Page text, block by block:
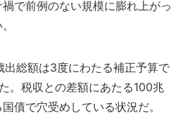
で前例のない規模に膨れ上がっ
総額は3度にわたる補正予算で
。税収との差額にあたる100兆
債で穴受めしている状況だ。